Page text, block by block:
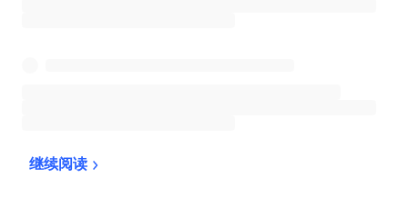
继续阅读